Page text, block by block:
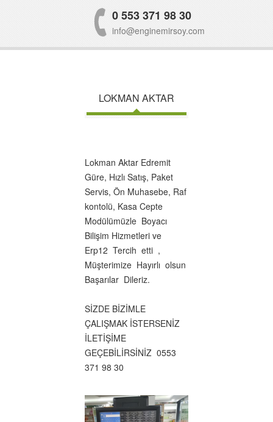
0 553 371 98 30
info@enginemirsoy.com
LOKMAN AKTAR
Lokman Aktar Edremit
Güre, Hızlı Satış, Paket
Servis, Ön Muhasebe, Raf
kontolü, Kasa Cepte
Modülümüzle Boyacı
Bilişim Hizmetleri ve
Erp12 Tercih etti ,
Müşterimize Hayırlı olsun
Başarılar Dileriz.
SİZDE BİZİMLE
ÇALIŞMAK İSTERSENİZ
İLETİŞİME
GEÇEBİLİRSİNİZ 0553
371 98 30